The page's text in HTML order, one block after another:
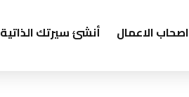
اصحاب الاعمال أنشئ سيرتك الذاتية